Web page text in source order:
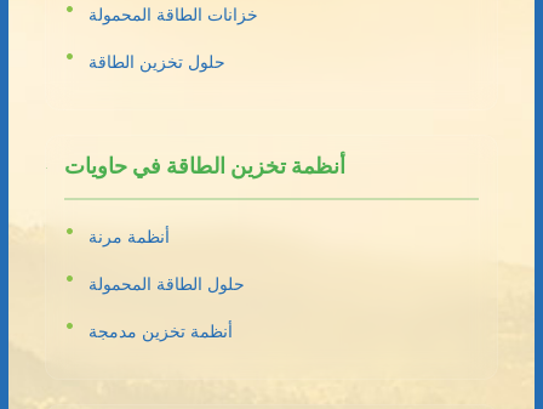
خزانات الطاقة المحمولة
حلول تخزين الطاقة
أنظمة تخزين الطاقة في حاويات
أنظمة مرنة
حلول الطاقة المحمولة
أنظمة تخزين مدمجة